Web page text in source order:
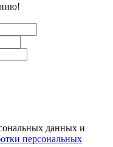
данных и
персональных